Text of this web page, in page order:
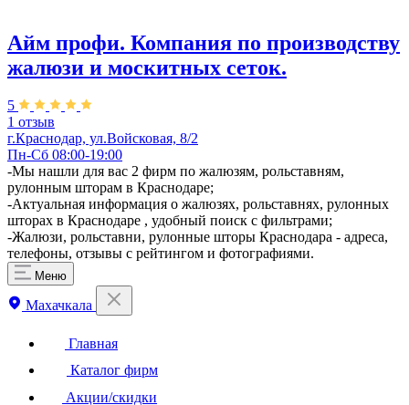
Айм профи. Компания по производству
жалюзи и москитных сеток.
5
1 отзыв
г.Краснодар, ул.​Войсковая, 8/2
Пн-Сб 08:00-19:00
-Мы нашли для вас 2 фирм по жалюзям, рольставням,
рулонным шторам в Краснодаре;
-Актуальная информация о жалюзях, рольставнях, рулонных
шторах в Краснодаре , удобный поиск с фильтрами;
-Жалюзи, рольставни, рулонные шторы Краснодара - адреса,
телефоны, отзывы с рейтингом и фотографиями.
Меню
Махачкала
Главная
Каталог фирм
Акции/скидки